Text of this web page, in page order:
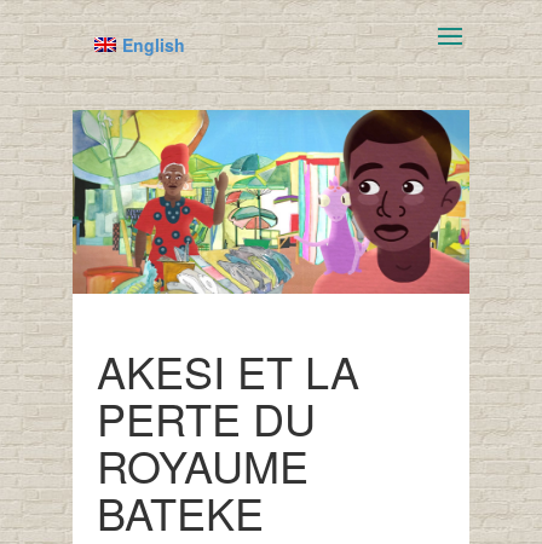
English
AKESI ET LA
PERTE DU
ROYAUME
BATEKE